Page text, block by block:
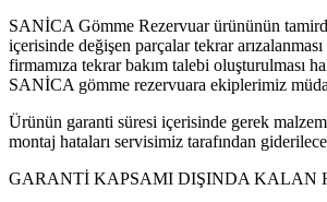
SANİCA Gömme Rezervuar ürününün
içerisinde değişen parçalar tekrar
firmamıza tekrar bakım talebi oluşturulması
SANİCA gömme rezervuara ekiplerimiz
Ürünün garanti süresi içerisinde gerek
montaj hataları servisimiz tarafından
GARANTİ KAPSAMI DIŞINDA KALAN